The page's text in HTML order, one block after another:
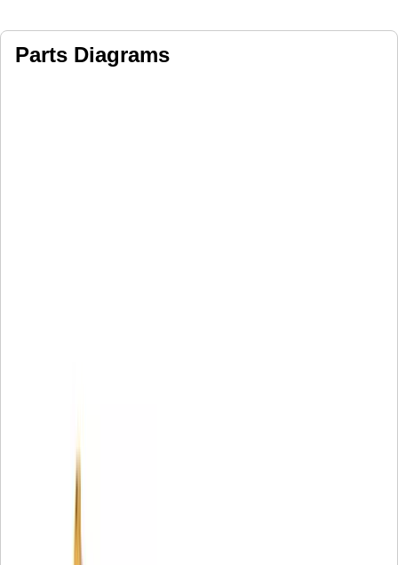
Parts Diagrams